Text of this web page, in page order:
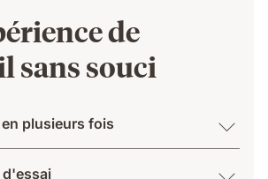
de
sans souci
plusieurs fois